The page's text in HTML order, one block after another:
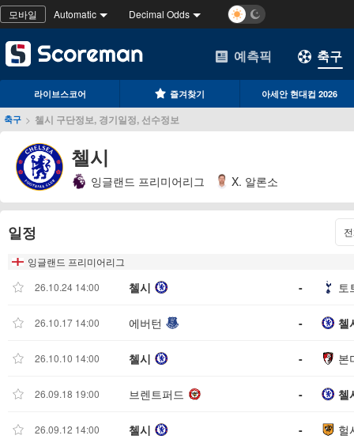
모바일 Automatic Decimal Odds
예측픽 축구
라이브스코어 즐겨찾기 아세안 현대컵 2026
축구 > 첼시 구단정보, 경기일정, 선수정보
첼시
잉글랜드 프리미어리그 X. 알론소
일정
잉글랜드 프리미어리그
26.10.24 14:00
첼시 - 토
26.10.17 14:00 에버턴 - 첼
26.10.10 14:00 첼시 - 본
26.09.18 19:00 브렌트퍼드 - 첼
26.09.12 14:00 첼시 - 헐